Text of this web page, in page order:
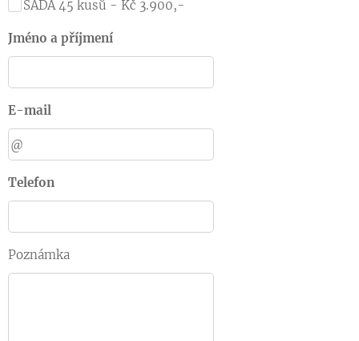
SADA 45 kusů - Kč 3.900,-
Jméno a příjmení
E-mail
Telefon
Poznámka